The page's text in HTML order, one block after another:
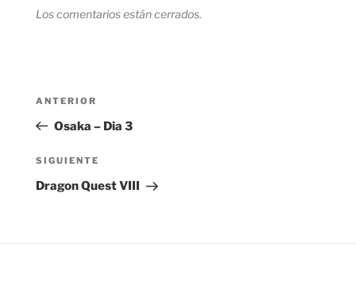
Los comentarios están cerrados.
Navegación
entradas
Entrada
anterior:
ANTERIOR
Osaka – Dia 3
Siguiente
entrada
SIGUIENTE
Dragon Quest VIII